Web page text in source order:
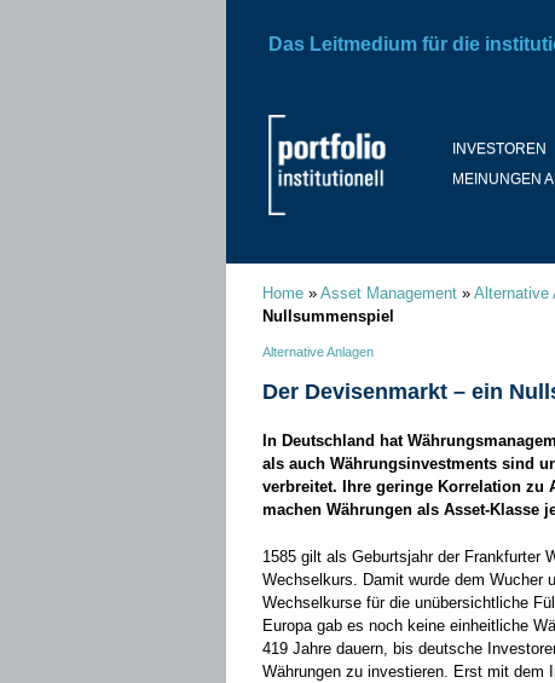
INVESTOREN
MEINUNGEN
Das Leitmedium für die
Home » Asset Management » Alternative
Nullsummenspiel
Alternative Anlagen
Der Devisenmarkt – ein
In Deutschland hat
als auch Währungsinvestments sind
verbreitet. Ihre geringe Korrelation zu
machen Währungen als Asset-Klasse
1585 gilt als Geburtsjahr der Frankfurter
Wechselkurs. Damit wurde dem Wucher
Wechselkurse für die unübersichtliche
Europa gab es noch keine einheitliche
419 Jahre dauern, bis deutsche
Währungen zu investieren. Erst mit dem